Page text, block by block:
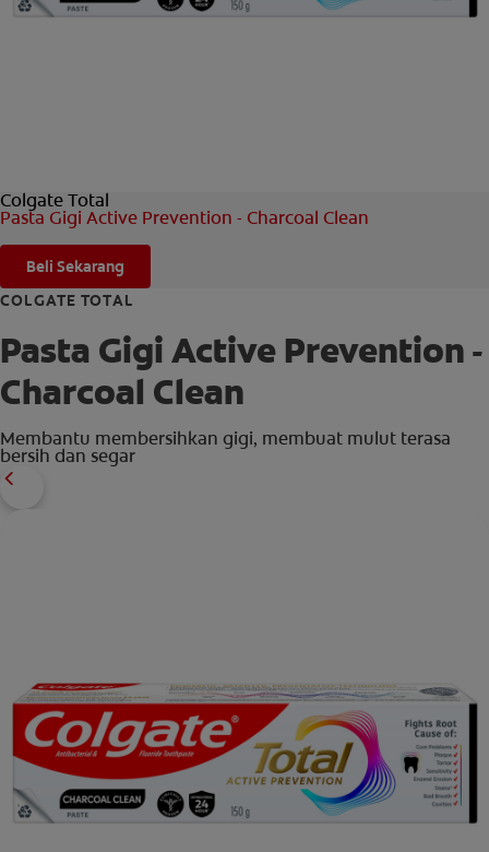
Colgate Total
Pasta Gigi Active Prevention - Charcoal Clean
Beli Sekarang
COLGATE TOTAL
Pasta Gigi Active Prevention -
Charcoal Clean
Membantu membersihkan gigi, membuat mulut terasa
bersih dan segar